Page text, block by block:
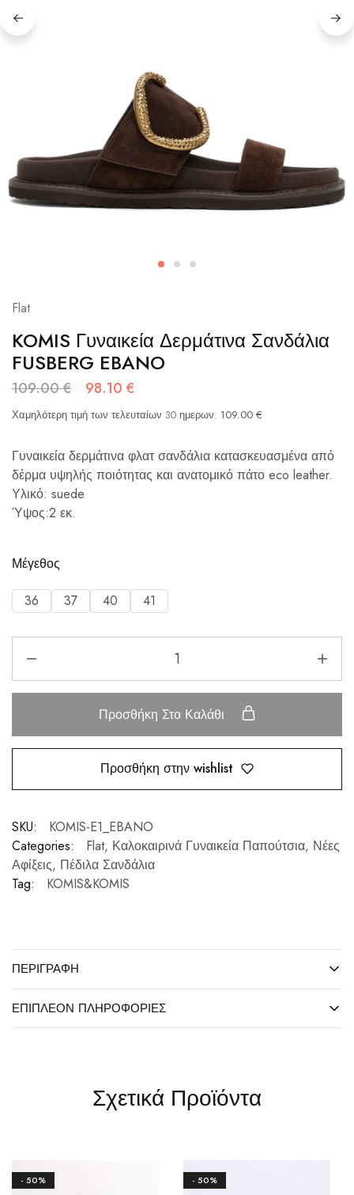
Flat
KOMIS Γυναικεία Δερμάτινα Σανδάλια
FUSBERG EBANO
109.00€ 98.10 €
Χαμηλότερη τιμή των τελευταίων 30 ημερων: 109.00 €
Γυναικεία δερμάτινα φλατ σανδάλια κατασκευασμένα από
δέρμα υψηλής ποιότητας και ανατομικό πάτο eco leather.
Υλικό: suede
Ύψος:2 εκ.
Μέγεθος
36 37 40 41
Προσθήκη Στο Καλάθι
Προσθήκη στην wishlist
SKU:
KOMIS-E1_EBANO
Categories:
Flat, Καλοκαιρινά Γυναικεία Παπούτσια, Νέες
Αφίξεις, Πέδιλα Σανδάλια
Tag:
KOMIS&KOMIS
ΠΕΡΙΓΡΑΦΉ
ΕΠΙΠΛΈΟΝ ΠΛΗΡΟΦΟΡΊΕΣ
Σχετικά Προϊόντα
- 50% - 50%